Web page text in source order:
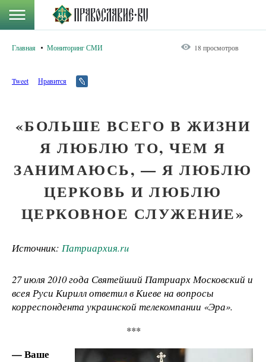
Главная Мониторинг СМИ 18 просмотров
Tweet Нравится
«БОЛЬШЕ ВСЕГО В ЖИЗНИ
Я ЛЮБЛЮ ТО, ЧЕМ Я
ЗАНИМАЮСЬ, — Я ЛЮБЛЮ
ЦЕРКОВЬ И ЛЮБЛЮ
ЦЕРКОВНОЕ СЛУЖЕНИЕ»
Источник: Патриархия.ru
27 июля 2010 года Святейший Патриарх Московский и
всея Руси Кирилл ответил в Киеве на вопросы
корреспондента украинской телекомпании «Эра».
***
— Ваше